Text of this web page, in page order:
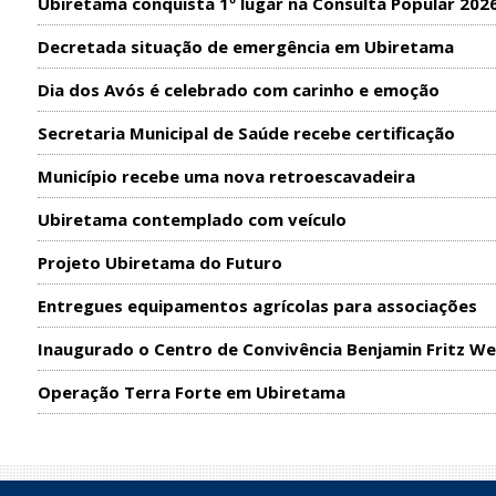
Decretada situação de emergência em Ubiretama
Dia dos Avós é celebrado com carinho e emoção
Secretaria Municipal de Saúde recebe certificação
Município recebe uma nova retroescavadeira
Ubiretama contemplado com veículo
Projeto Ubiretama do Futuro
Entregues equipamentos agrícolas para associações
Inaugurado o Centro de Convivência Benjamin Fritz
Operação Terra Forte em Ubiretama